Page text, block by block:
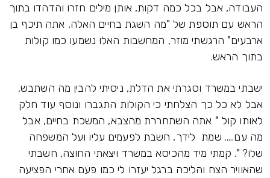
העבודה, אבל בכל כמה דקות, אותן מילים חזרו והדהדו בתוך
הראש עם תוספת של "מה השגת בחיים האלה, אתה תיכף בן
ארבעים" הרגשתי מוזר, המחשבות האלו נשמעו כמו קולות
בתוך הראש.
ישבתי במשרד וסגרתי את הדלת, ניסיתי להבין מה השתבש,
אבל לא כל כך הצלחתי כי הקולות התגברו ונוסף עוד חלק
לאותו קול " אתה השתחררת מהצבא, המשכת בחיים, אבל
מה עם..... שמת לידך, חשבת לפעמים עליו ועל המשפחה
שלו? ". קמתי מיד מהכיסא במשרד ויצאתי החוצה, חשבתי
שהאוויר הצח והליכה ברגל יעזרו לי כמו פעם אחרי הפציעה